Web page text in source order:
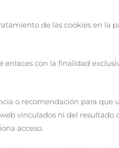
de las cookies en la
con la finalidad
o recomendación para
vinculados ni del
acceso.